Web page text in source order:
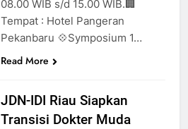
08.00 WIB s/d 15.00 WIB.🏢
Tempat : Hotel Pangeran
Pekanbaru 💠Symposium 1…
Read More
JDN-IDI Riau Siapkan
Transisi Dokter Muda